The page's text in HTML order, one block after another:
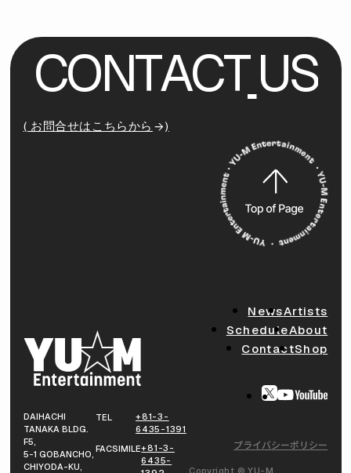
CONTACT US
( お問合せはこちらから )
DAIHACHI
TANAKA BLDG.
F5,
5-1 GOBANCHO,
CHIYODA-KU,
TEL
+81-3-
6435-1391
FACSIMILE+81-3-
6435-
NewsArtists
ScheduleAbout
ContactShop
プライバシーポリシー
Copyright © YU-M